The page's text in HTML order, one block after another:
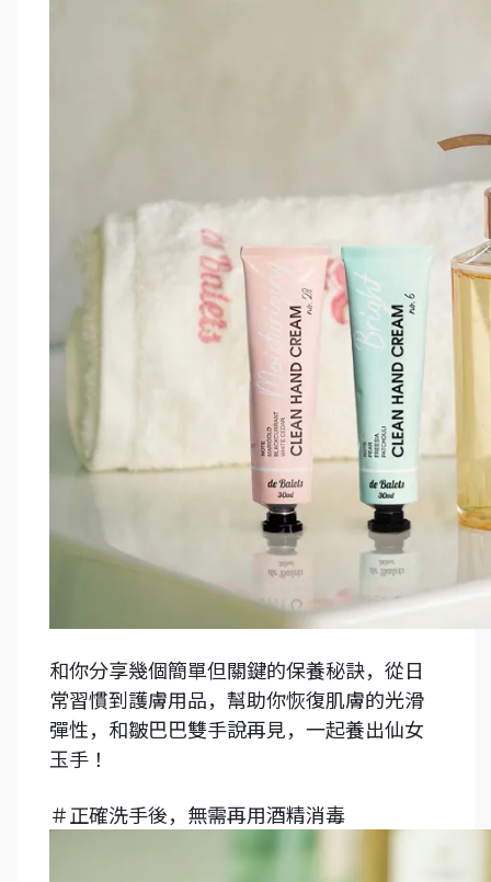
和你分享幾個簡單但關鍵的保養秘訣，從日
常習慣到護膚用品，幫助你恢復肌膚的光滑
彈性，和皺巴巴雙手說再見，一起養出仙女
玉手！
＃正確洗手後，無需再用酒精消毒